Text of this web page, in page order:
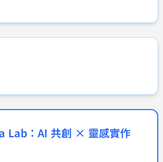
Lab：AI 共創 × 靈感實作